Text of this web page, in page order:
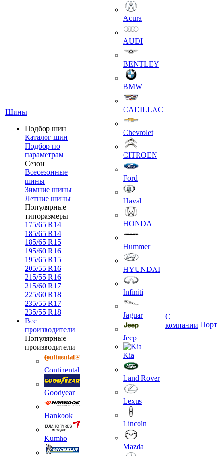
Шины
Подбор шин
Каталог шин
Подбор по
параметрам
Сезон
Всесезонные
шины
Зимние шины
Летние шины
Популярные
типоразмеры
175/65 R14
185/65 R14
185/65 R15
195/60 R16
195/65 R15
205/55 R16
215/55 R16
215/60 R17
225/60 R18
235/55 R17
235/55 R18
Все
производители
Популярные
производители
Continental
Goodyear
Hankook
Kumho
Acura
AUDI
BENTLEY
BMW
CADILLAC
Chevrolet
CITROEN
Ford
Haval
HONDA
Hummer
HYUNDAI
Infiniti
Jaguar
Jeep
Kia
Land Rover
Lexus
Lincoln
Mazda
О
компании